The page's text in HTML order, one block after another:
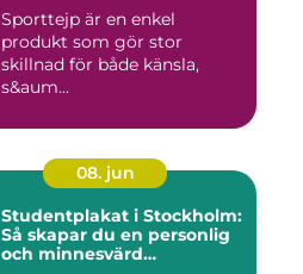
Sporttejp är en enkel
produkt som gör stor
skillnad för både känsla,
s&aum...
08. jun
Studentplakat i Stockholm:
Så skapar du en personlig
och minnesvärd